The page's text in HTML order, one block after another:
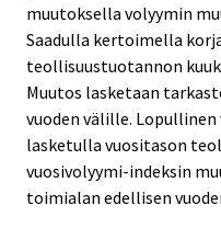
muutoksella volyymin
Saadulla kertoimella
teollisuustuotannon
Muutos lasketaan
vuoden välille. Lopullinen
lasketulla vuositason
vuosivolyymi-indeksin
toimialan edellisen